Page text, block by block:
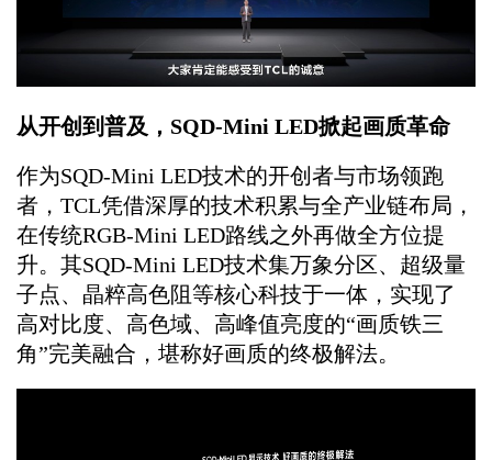
从开创到普及，SQD-Mini LED掀起画质革命
作为SQD-Mini LED技术的开创者与市场领跑
者，TCL凭借深厚的技术积累与全产业链布局，
在传统RGB-Mini LED路线之外再做全方位提
升。其SQD-Mini LED技术集万象分区、超级量
子点、晶粹高色阻等核心科技于一体，实现了
高对比度、高色域、高峰值亮度的“画质铁三
角”完美融合，堪称好画质的终极解法。